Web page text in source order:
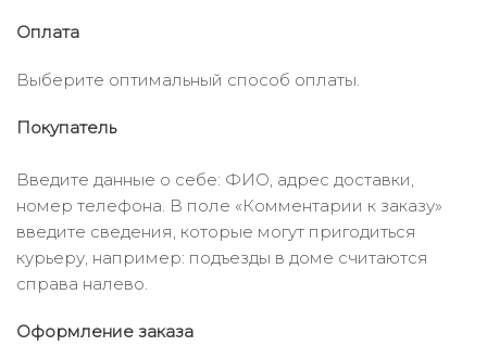
Оплата
Выберите оптимальный способ оплаты.
Покупатель
Введите данные о себе: ФИО, адрес доставки,
номер телефона. В поле «Комментарии к заказу»
введите сведения, которые могут пригодиться
курьеру, например: подъезды в доме считаются
справа налево.
Оформление заказа